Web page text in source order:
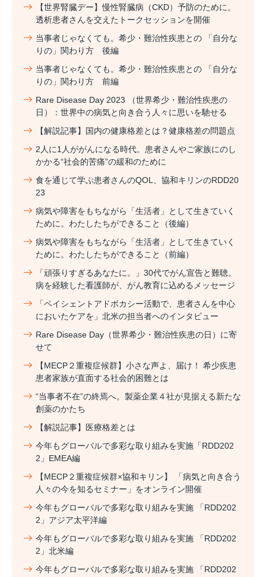
【世界腎臓デー】慢性腎臓病（CKD）予防のために。
透析患者さんを交えたトークセッションを開催
当事者じゃなくても。希少・難治性疾患との 「自分な
りの」関わり方 後編
当事者じゃなくても。希少・難治性疾患との 「自分な
りの」関わり方 前編
Rare Disease Day 2023 （世界希少・難治性疾患の
日）：世界中の病気と向き合う人々に思いを馳せる
【解説記事】国内の健康格差とは？健康格差の問題点
2人に1人ががんになる時代。患者さんやご家族にのし
かかる“社会的苦痛”の緩和のために
食を通じて学ぶ患者さんのQOL、協和キリンのRDD20
23
病気や障害をもちながら「生活者」として生きていく
ために。わたしたちができること（後編）
病気や障害をもちながら「生活者」として生きていく
ために。わたしたちができること（前編）
「頑張りすぎるあなたに。」30代でがん宣告と難聴。
病を経験した看護師が、がん教育に込めるメッセージ
「ペイシェントアドボカシー活動で、患者さんを中心
においたケアを」北米の担当者へのインタビュー
Rare Disease Day（世界希少・難治性疾患の日）に寄
せて
【MECP２重複症候群】小さな声よ、届け！ 希少疾患
患者家族が直面する社会的困難とは
“当事者不在”の終焉へ。製薬企業４社が見据える新たな
創薬のかたち
【解説記事】医療格差とは
今年もグローバルで多彩な取り組みを実施「RDD202
2」EMEA編
【MECP２重複症候群×協和キリン】 「病気と向き合う
人々の今を知るセミナー」をオンライン開催
今年もグローバルで多彩な取り組みを実施 「RDD202
2」アジア太平洋編
今年もグローバルで多彩な取り組みを実施 「RDD202
2」北米編
今年もグローバルで多彩な取り組みを実施 「RDD202